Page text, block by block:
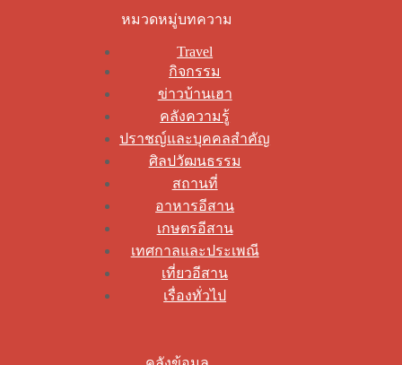
หมวดหมู่บทความ
Travel
กิจกรรม
ข่าวบ้านเฮา
คลังความรู้
ปราชญ์และบุคคลสำคัญ
ศิลปวัฒนธรรม
สถานที่
อาหารอีสาน
เกษตรอีสาน
เทศกาลและประเพณี
เที่ยวอีสาน
เรื่องทั่วไป